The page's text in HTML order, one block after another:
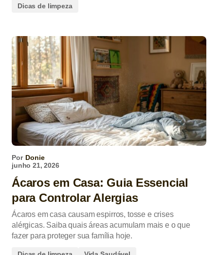
Dicas de limpeza
Por Donie
junho 21, 2026
Ácaros em Casa: Guia Essencial
para Controlar Alergias
Ácaros em casa causam espirros, tosse e crises
alérgicas. Saiba quais áreas acumulam mais e o que
fazer para proteger sua família hoje.